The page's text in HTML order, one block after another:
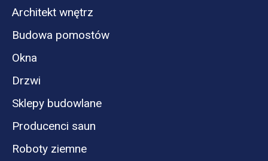
Architekt wnętrz
Budowa pomostów
Okna
Drzwi
Sklepy budowlane
Producenci saun
Roboty ziemne